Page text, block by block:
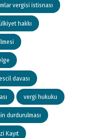
vergisi istisnası
hakkı
davası
vergi hukuku
durdurulması
Kayıt